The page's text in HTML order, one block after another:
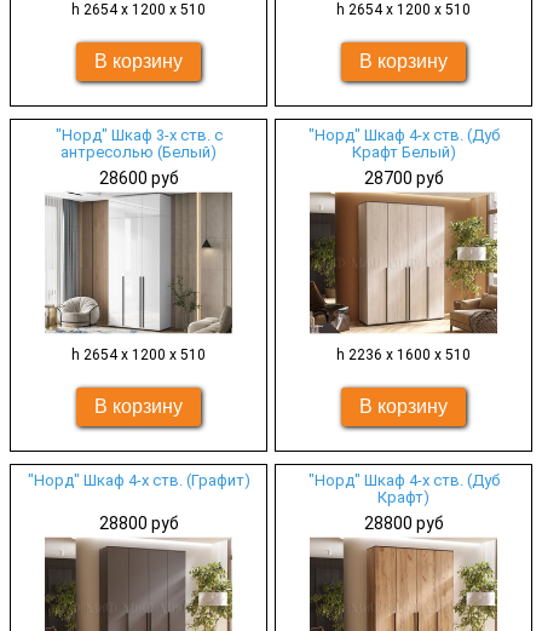
h 2654 х 1200 х 510 h 2654 х 1200 х 510
"Норд" Шкаф 3-х ств. с
антресолью (Белый)
28600 руб
h 2654 х 1200 х 510
"Норд" Шкаф 4-х ств. (Дуб
Крафт Белый)
28700 руб
h 2236 х 1600 х 510
"Норд" Шкаф 4-х ств. (Графит)
28800 руб
"Норд" Шкаф 4-х ств. (Дуб
Крафт)
28800 руб